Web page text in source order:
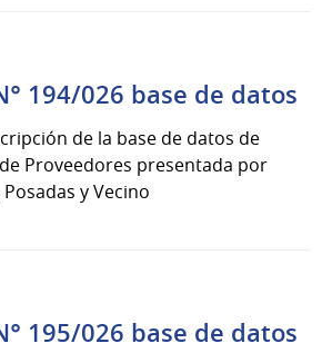
194/026 base de datos
de la base de datos de
Proveedores presentada por
y Vecino
195/026 base de datos